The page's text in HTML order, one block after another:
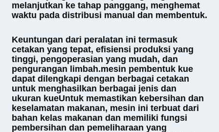
melanjutkan ke tahap panggang, menghemat
waktu pada distribusi manual dan membentuk.
Keuntungan dari peralatan ini termasuk
cetakan yang tepat, efisiensi produksi yang
tinggi, pengoperasian yang mudah, dan
pengurangan limbah.mesin pembentuk kue
dapat dilengkapi dengan berbagai cetakan
untuk menghasilkan berbagai jenis dan
ukuran kueUntuk memastikan kebersihan dan
keselamatan makanan, mesin ini terbuat dari
bahan kelas makanan dan memiliki fungsi
pembersihan dan pemeliharaan yang